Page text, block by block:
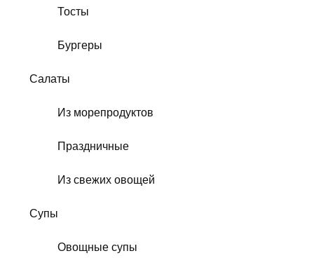
Тосты
Бургеры
Салаты
Из морепродуктов
Праздничные
Из свежих овощей
Супы
Овощные супы